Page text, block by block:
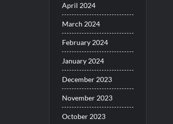
April 2024
March 2024
February 2024
January 2024
December 2023
November 2023
October 2023